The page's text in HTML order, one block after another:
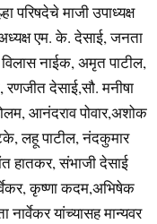
परिषदेचे माजी उपाध्यक्ष
एम. के. देसाई, जनता
नाईक, अमृत पाटील,
देसाई,सौ. मनीषा
आनंदराव पोवार,अशोक
लहू पाटील, नंदकुमार
हातकर, संभाजी देसाई
कृष्णा कदम,अभिषेक
नार्वेकर यांच्यासह मान्यवर